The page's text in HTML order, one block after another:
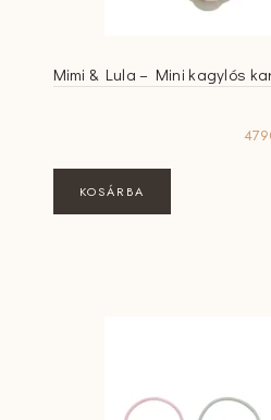
Mimi & Lula – Mini kagylós
KOSÁRBA